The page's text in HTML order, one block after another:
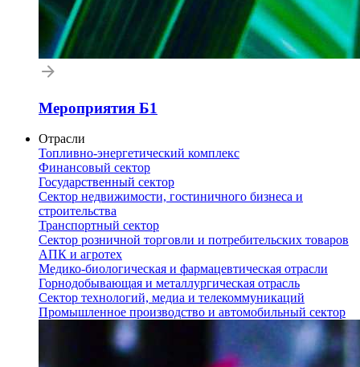
Мероприятия Б1
Отрасли
Топливно-энергетический комплекс
Финансовый сектор
Государственный сектор
Сектор недвижимости, гостиничного бизнеса и
строительства
Транспортный сектор
Сектор розничной торговли и потребительских товаров
АПК и агротех
Медико-биологическая и фармацевтическая отрасли
Горнодобывающая и металлургическая отрасль
Сектор технологий, медиа и телекоммуникаций
Промышленное производство и автомобильный сектор